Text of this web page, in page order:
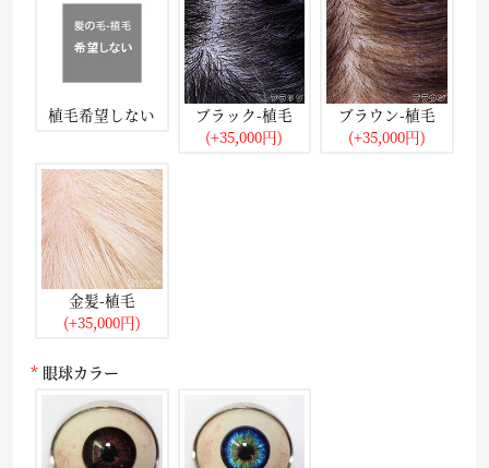
植毛希望しない
ブラック-植毛
(+35,000円)
ブラウン-植毛
(+35,000円)
金髪-植毛
(+35,000円)
眼球カラー